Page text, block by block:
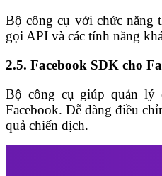
Bộ công cụ với chức năng
gọi API và các tính năng
2.5. Facebook SDK cho
Bộ công cụ giúp quản lý
Facebook. Dễ dàng điều
quả chiến dịch.